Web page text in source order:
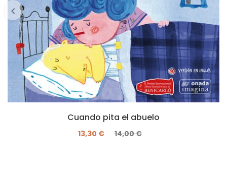
Cuando pita el abuelo
13,30 € 14,00 €